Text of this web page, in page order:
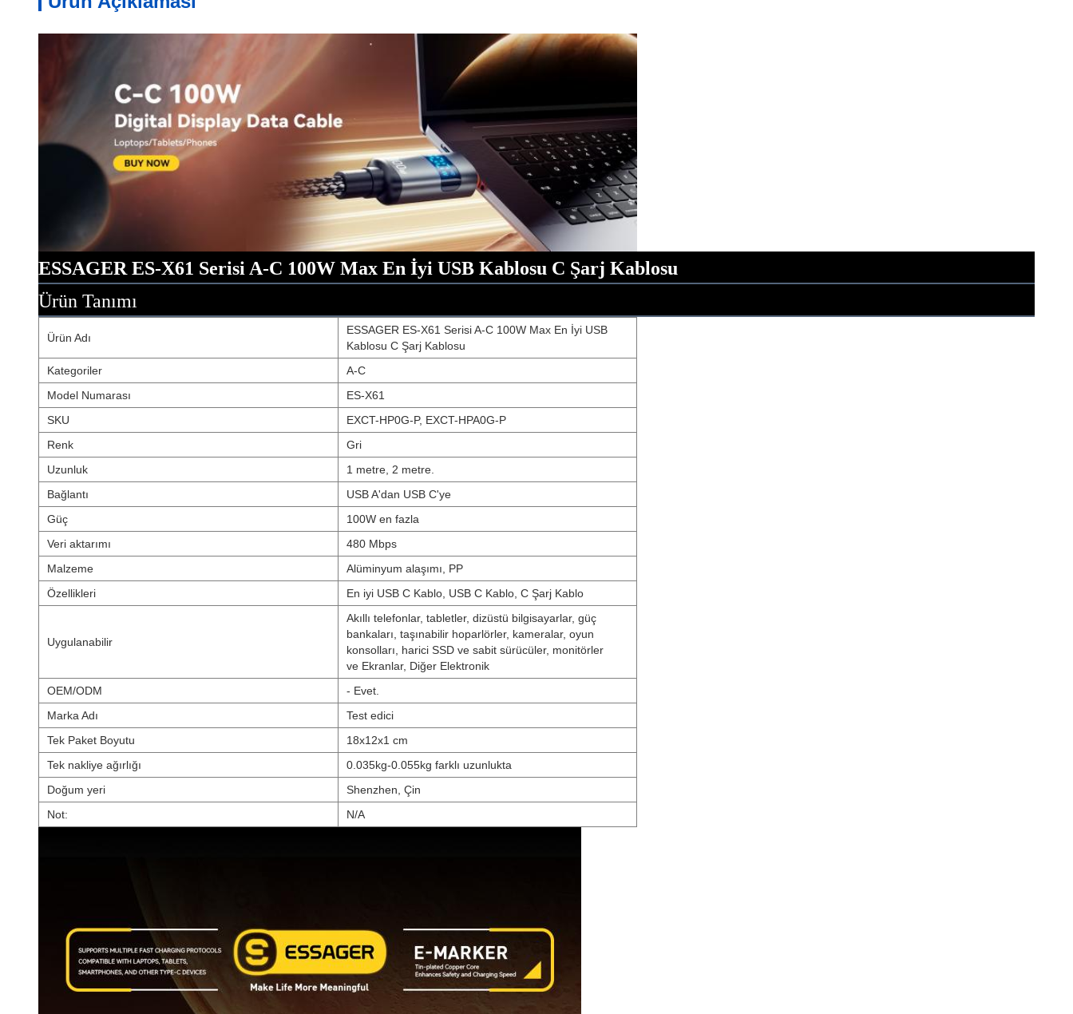
ESSAGER ES-X61 Serisi A-C 100W Max En İyi USB Kablosu C Şarj Kablosu
Ürün Tanımı
Ürün Adı
ESSAGER ES-X61 Serisi A-C 100W Max En İyi USB
Kablosu C Şarj Kablosu
Kategoriler
A-C
Model Numarası
ES-X61
SKU
EXCT-HP0G-P, EXCT-HPA0G-P
Renk
Gri
Uzunluk
1 metre, 2 metre.
Bağlantı
USB A'dan USB C'ye
Güç
100W en fazla
Veri aktarımı
480 Mbps
Malzeme
Alüminyum alaşımı, PP
Özellikleri
En iyi USB C Kablo, USB C Kablo, C Şarj Kablo
Uygulanabilir
Akıllı telefonlar, tabletler, dizüstü bilgisayarlar, güç
bankaları, taşınabilir hoparlörler, kameralar, oyun
konsolları, harici SSD ve sabit sürücüler, monitörler
ve Ekranlar, Diğer Elektronik
OEM/ODM
- Evet.
Marka Adı
Test edici
Tek Paket Boyutu
18x12x1 cm
Tek nakliye ağırlığı
0.035kg-0.055kg farklı uzunlukta
Doğum yeri
Shenzhen, Çin
Not:
N/A